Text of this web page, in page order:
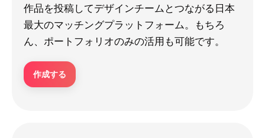
作品を投稿してデザインチームとつながる日本
最大のマッチングプラットフォーム。もちろ
ん、ポートフォリオのみの活用も可能です。
作成する